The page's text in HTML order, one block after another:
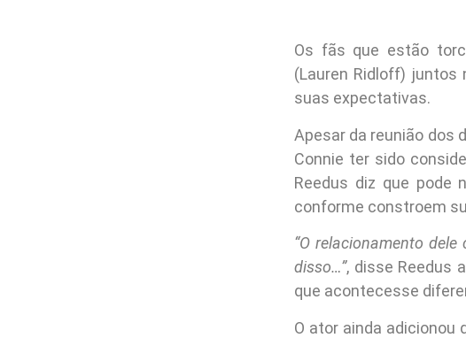
Os fãs que estão
(Lauren Ridloff) juntos
suas expectativas.
Apesar da reunião dos
Connie ter sido
Reedus diz que pode
conforme constroem
“O relacionamento
disso…”, disse Reedus
que acontecesse
O ator ainda adicionou